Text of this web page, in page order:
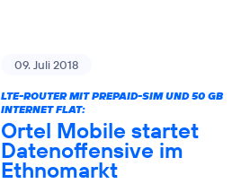
09. Juli 2018
LTE-ROUTER MIT PREPAID-SIM UND 50 GB
INTERNET FLAT:
Ortel Mobile startet
Datenoffensive im
Ethnomarkt